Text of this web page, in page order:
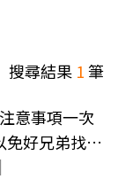
搜尋結果 1筆
意事項一次
好兄弟找上